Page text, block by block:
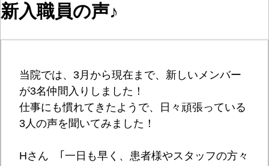
新入職員の声♪
当院では、3月から現在まで、新しいメンバー
が3名仲間入りしました！
仕事にも慣れてきたようで、日々頑張っている
3人の声を聞いてみました！
Hさん ｢一日も早く、患者様やスタッフの方々